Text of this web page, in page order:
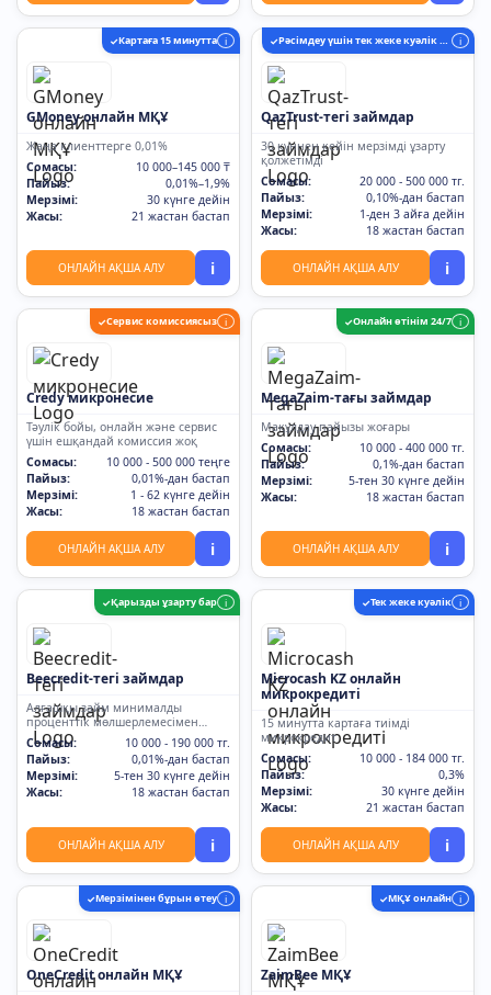
✓Картаға 15 минутта i
GMoney онлайн МҚҰ
Жаңа клиенттерге 0,01%
Сомасы:
10 000–145 000 ₸
Пайыз:
0,01%–1,9%
Мерзімі:
30 күнге дейін
Жасы:
21 жастан бастап
ОНЛАЙН АҚША АЛУ i
✓ Рәсімдеу үшін тек жеке куәлік қажет i
QazTrust-тегі займдар
30 күннен кейін мерзімді ұзарту
қолжетімді
Сомасы:
20 000 - 500 000 тг.
Пайыз:
0,10%-дан бастап
Мерзімі:
1-ден 3 айға дейін
Жасы:
18 жастан бастап
ОНЛАЙН АҚША АЛУ i
✓Сервис комиссиясыз i
Credy микронесие
Тәулік бойы, онлайн және сервис
үшін ешқандай комиссия жоқ
Сомасы:
10 000 - 500 000 теңге
Пайыз:
0,01%-дан бастап
Мерзімі:
1 - 62 күнге дейін
Жасы:
18 жастан бастап
ОНЛАЙН АҚША АЛУ i
✓Онлайн өтінім 24/7 i
MegaZaim-тағы займдар
Мақұлдау пайызы жоғары
Сомасы:
10 000 - 400 000 тг.
Пайыз:
0,1%-дан бастап
Мерзімі:
5-тен 30 күнге дейін
Жасы:
18 жастан бастап
ОНЛАЙН АҚША АЛУ i
✓Қарызды ұзарту бар i
Beecredit-тегі займдар
Алғашқы займ минималды
проценттік мөлшерлемесімен
0,01%
Сомасы:
10 000 - 190 000 тг.
Пайыз:
0,01%-дан бастап
Мерзімі:
5-тен 30 күнге дейін
Жасы:
18 жастан бастап
ОНЛАЙН АҚША АЛУ i
✓Тек жеке куәлік i
Microcash KZ онлайн
микрокредиті
15 минутта картаға тиімді
микрокредит
Сомасы:
10 000 - 184 000 тг.
Пайыз:
0,3%
Мерзімі:
30 күнге дейін
Жасы:
21 жастан бастап
ОНЛАЙН АҚША АЛУ i
✓Мерзімінен бұрын өтеу i
OneCredit онлайн МҚҰ
✓МҚҰ онлайн i
ZaimBee МҚҰ